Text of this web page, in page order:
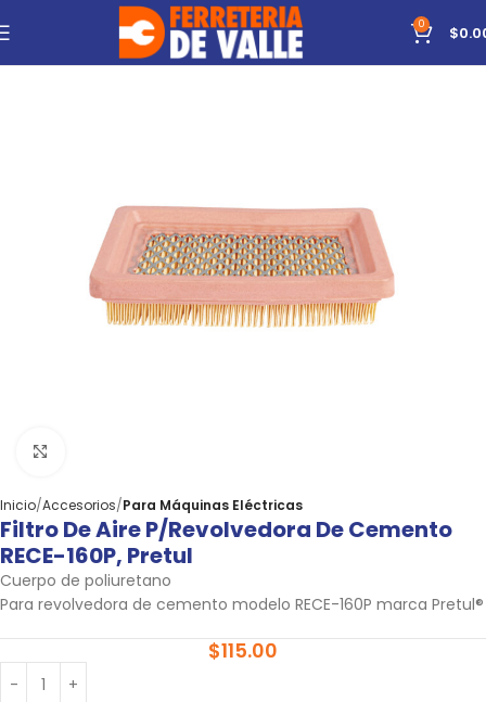
0 $
Inicio Accesorios Para Máquinas Eléctricas
Filtro De Aire P/revolvedora De Cemento
RECE-160P, Pretul
Cuerpo de poliuretano
Para revolvedora de cemento modelo RECE-160P marca Pretul®
$115.00